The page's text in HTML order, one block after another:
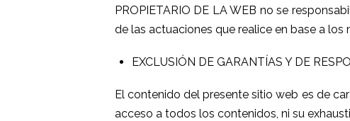
PROPIETARIO DE LA WEB no se
de las actuaciones que realice en base a los
EXCLUSIÓN DE GARANTÍAS Y DE
El contenido del presente sitio web es de
acceso a todos los contenidos, ni su